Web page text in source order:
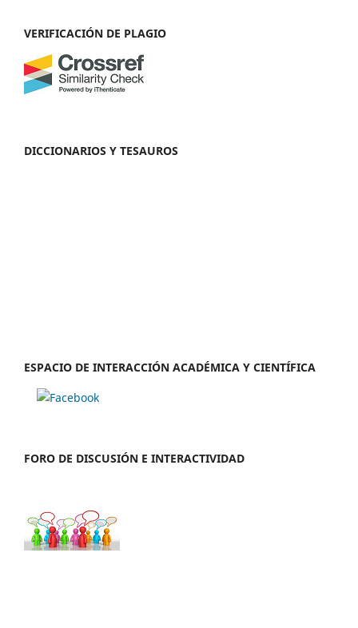
VERIFICACIÓN DE PLAGIO
DICCIONARIOS Y TESAUROS
ESPACIO DE INTERACCIÓN ACADÉMICA Y CIENTÍFICA
FORO DE DISCUSIÓN E INTERACTIVIDAD